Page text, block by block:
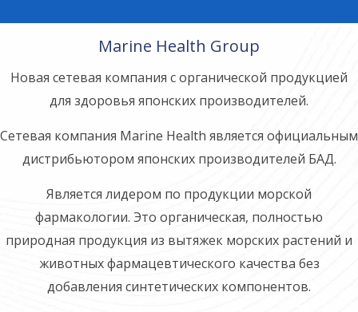
Marine Health Group
Новая сетевая компания с органической продукцией
для здоровья японских производителей.
Сетевая компания Marine Health является официальным
дистрибьютором японских производителей БАД.
Является лидером по продукции морской
фармакологии. Это органическая, полностью
природная продукция из вытяжек морских растений и
животных фармацевтического качества без
добавления синтетических компонентов.